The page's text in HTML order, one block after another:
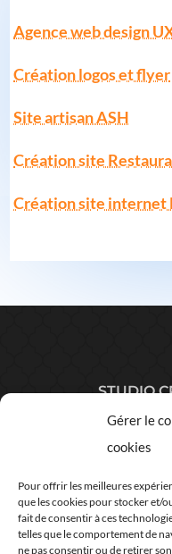
Gérer le
cookies
Pour offrir les meilleures
que les cookies pour stocker et/
fait de consentir à ces
telles que le comportement de
ne pas consentir ou de retirer
Agence web design
Création logos et flyer
Site artisan ASH
Création site
Création site internet
STUDIO
Plan du site